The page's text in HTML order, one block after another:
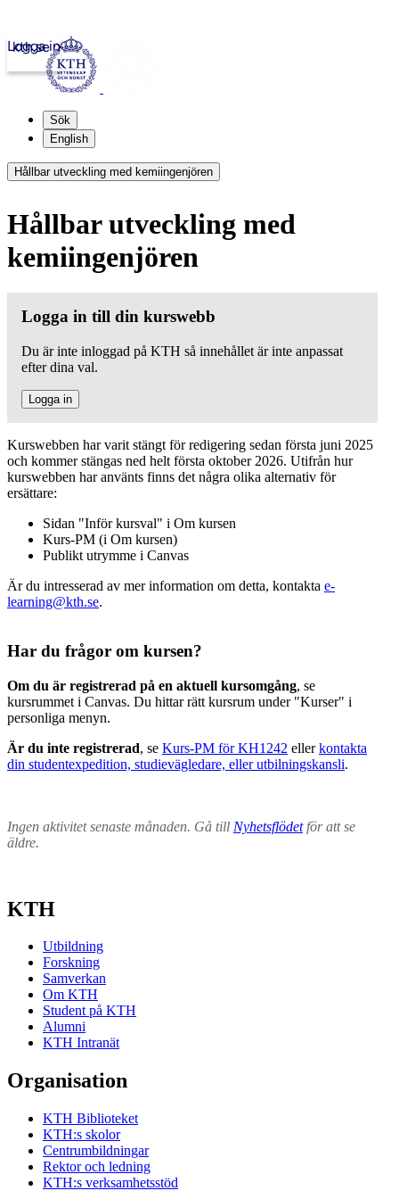
kth.se
Logga in
Sök
English
Hållbar utveckling med kemiingenjören
Hållbar utveckling med
kemiingenjören
Logga in till din kurswebb
Du är inte inloggad på KTH så innehållet är inte anpassat
efter dina val.
Logga in
Kurswebben har varit stängt för redigering sedan första juni 2025
och kommer stängas ned helt första oktober 2026. Utifrån hur
kurswebben har använts finns det några olika alternativ för
ersättare:
Sidan "Inför kursval" i Om kursen
Kurs-PM (i Om kursen)
Publikt utrymme i Canvas
Är du intresserad av mer information om detta, kontakta e-
learning@kth.se.
Har du frågor om kursen?
Om du är registrerad på en aktuell kursomgång, se
kursrummet i Canvas. Du hittar rätt kursrum under "Kurser" i
personliga menyn.
Är du inte registrerad, se Kurs-PM för KH1242 ellerkontakta
din studentexpedition, studievägledare, eller utbilningskansli.
Ingen aktivitet senaste månaden. Gå till Nyhetsflödetför att se
äldre.
KTH
Utbildning
Forskning
Samverkan
Om KTH
Student på KTH
Alumni
KTH Intranät
Organisation
KTH Biblioteket
KTH:s skolor
Centrumbildningar
Rektor och ledning
KTH:s verksamhetsstöd